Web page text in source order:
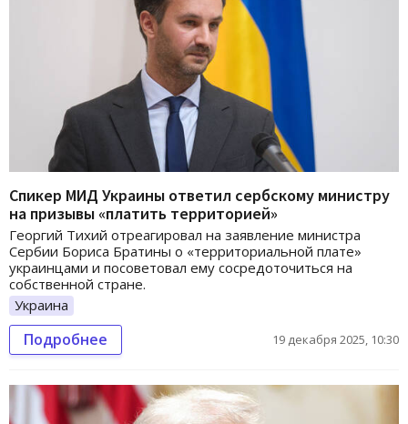
Спикер МИД Украины ответил сербскому министру
на призывы «платить территорией»
Георгий Тихий отреагировал на заявление министра
Сербии Бориса Братины о «территориальной плате»
украинцами и посоветовал ему сосредоточиться на
собственной стране.
Украина
Подробнее 19 декабря 2025, 10:30